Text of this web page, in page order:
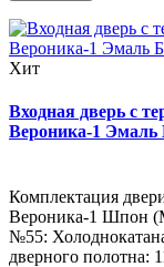
Хит
Входная дверь с
Вероника-1 Эмаль
Комплектация
Вероника-1 Шпон
№55:
дверного полотна: